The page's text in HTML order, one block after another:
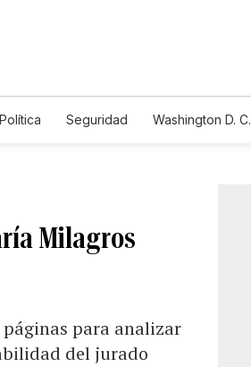
Política Seguridad Washington D. C.
Milagros
para analizar
del jurado